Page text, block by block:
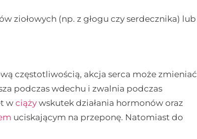
ziołowych (np. z głogu czy serdecznika) lub
częstotliwością, akcja serca może zmieniać
podczas wdechu i zwalnia podczas
w ciąży wskutek działania hormonów oraz
uciskającym na przeponę. Natomiast do